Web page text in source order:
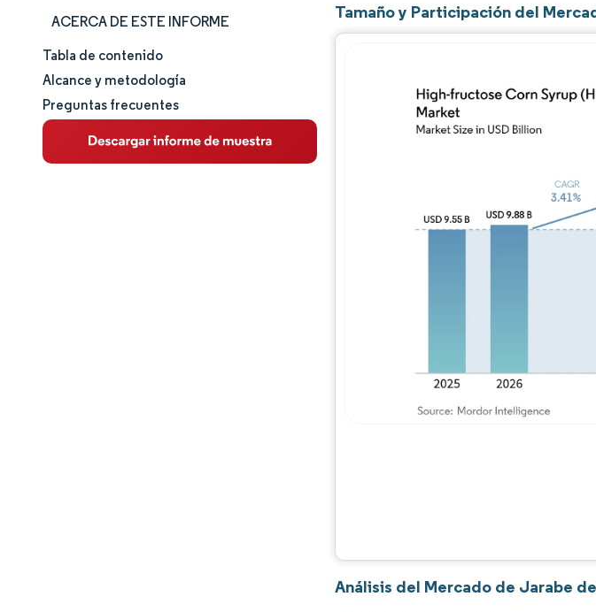
ACERCA DE ESTE INFORME
Tamaño y cuota de mercado
Análisis de mercado
Tendencias e ideas
Tabla de contenido
Alcance y metodología
Preguntas frecuentes
Tamaño y Participación del
Imagen ©
Análisis del Mercado de Jarabe